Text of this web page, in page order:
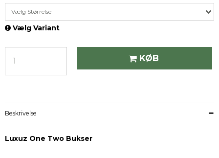
Vælg Størrelse
Vælg Variant
KØB
Beskrivelse
Luxuz One Two Bukser